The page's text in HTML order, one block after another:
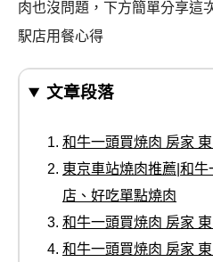
肉也沒問題，下方簡單分享這
駅店用餐心得
文章段落
和牛一頭買焼肉 房家
東京車站燒肉推薦|和
店、好吃單點燒肉
和牛一頭買焼肉 房家
和牛一頭買焼肉 房家